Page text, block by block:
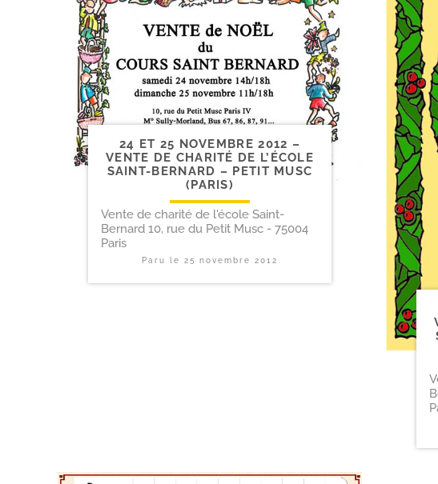
24 ET 25 NOVEMBRE 2012 –
VENTE DE CHARITÉ DE L’ÉCOLE
SAINT-​BERNARD – PETIT MUSC
(PARIS)
Vente de charité de l'école Saint-
Bernard 10, rue du Petit Musc - 75004
Paris
Paru le 25 novembre 2012